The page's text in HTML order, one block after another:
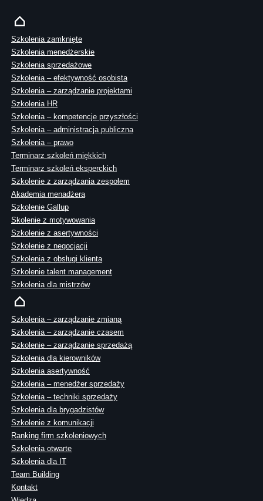
Szkolenia zamknięte
Szkolenia menedżerskie
Szkolenia sprzedażowe
Szkolenia – efektywność osobista
Szkolenia – zarządzanie projektami
Szkolenia HR
Szkolenia – kompetencje przyszłości
Szkolenia – administracja publiczna
Szkolenia – prawo
Terminarz szkoleń miękkich
Terminarz szkoleń eksperckich
Szkolenie z zarządzania zespołem
Akademia menadżera
Szkolenie Gallup
Skolenie z motywowania
Szkolenie z asertywności
Szkolenie z negocjacji
Szkolenia z obsługi klienta
Szkolenie talent management
Szkolenia dla mistrzów
Szkolenia – zarządzanie zmianą
Szkolenia – zarządzanie czasem
Szkolenie – zarządzanie sprzedażą
Szkolenia dla kierowników
Szkolenia asertywność
Szkolenia – menedżer sprzedaży
Szkolenia – techniki sprzedaży
Szkolenia dla brygadzistów
Szkolenie z komunikacji
Ranking firm szkoleniowych
Szkolenia otwarte
Szkolenia dla IT
Team Building
Kontakt